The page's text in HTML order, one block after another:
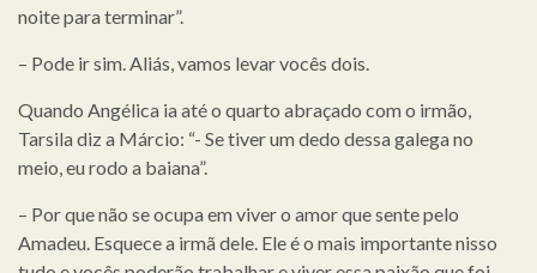
noite para terminar”.
– Pode ir sim. Aliás, vamos levar vocês dois.
Quando Angélica ia até o quarto abraçado com o irmão,
Tarsila diz a Márcio: “- Se tiver um dedo dessa galega no
meio, eu rodo a baiana”.
– Por que não se ocupa em viver o amor que sente pelo
Amadeu. Esquece a irmã dele. Ele é o mais importante nisso